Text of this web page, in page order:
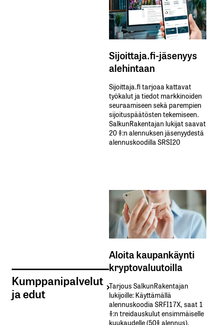
Kumppanipalvelut
ja edut
Sijoittaja.fi-jäsenyys
alehintaan
Sijoittaja.fi tarjoaa kattavat
työkalut ja tiedot markkinoiden
seuraamiseen sekä parempien
sijoituspäätösten tekemiseen.
SalkunRakentajan lukijat saavat
20 %:n alennuksen jäsenyydestä
alennuskoodilla SRSI20
Aloita kaupankäynti
kryptovaluutoilla
Tarjous SalkunRakentajan
lukijoille: Käyttämällä​ ​
alennuskoodia​ ​SRFI17X,​ ​saat​ ​1
%:n treidauskulut​ ​ensimmäiselle​ ​
kuukaudelle​ ​(50%​ ​alennus).